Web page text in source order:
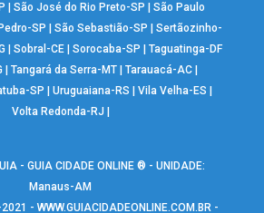
|São José do Rio Preto-SP |São Paulo
SP |São Sebastião-SP |Sertãozinho-
|Sobral-CE |Sorocaba-SP |Taguatinga-DF
Tangará da Serra-MT| Tarauacá-AC|
SP |Uruguaiana-RS |Vila Velha-ES
Volta Redonda-RJ
- GUIA CIDADE ONLINE ® - UNIDADE:
Manaus-AM
2021 -WWW.GUIACIDADEONLINE.COM.BR -